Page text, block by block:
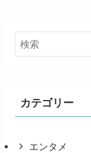
カテゴリー
エンタメ